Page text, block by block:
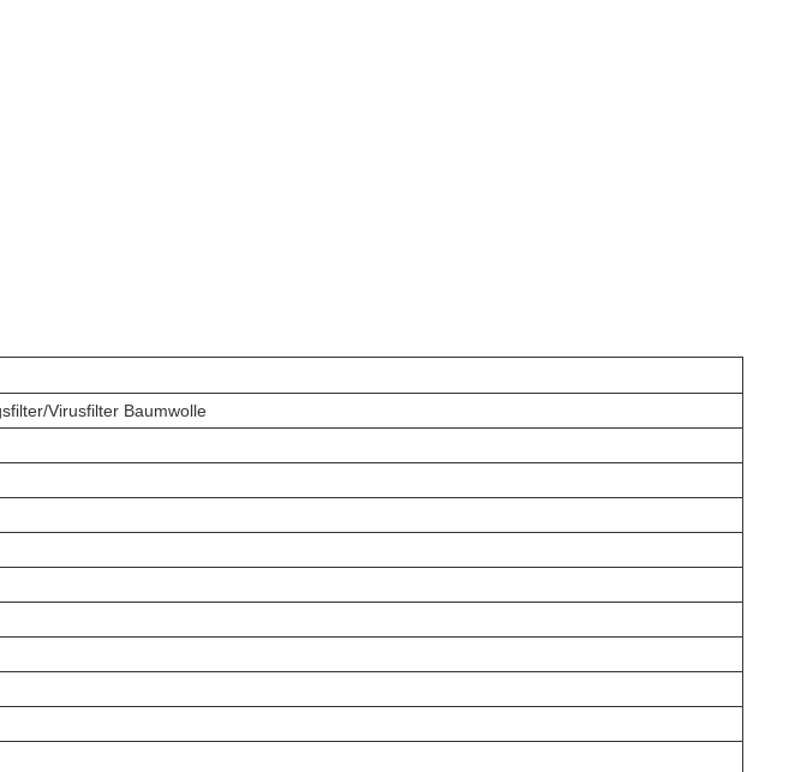
Virusfilter Baumwolle